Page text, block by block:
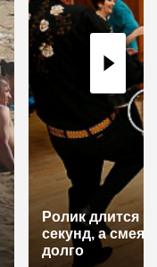
Ролик длится
секунд, а
долго